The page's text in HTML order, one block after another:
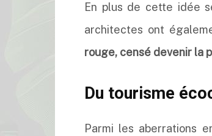
En plus de cette idée
architectes ont
rouge, censé devenir la
Du tourisme
Parmi les aberrations